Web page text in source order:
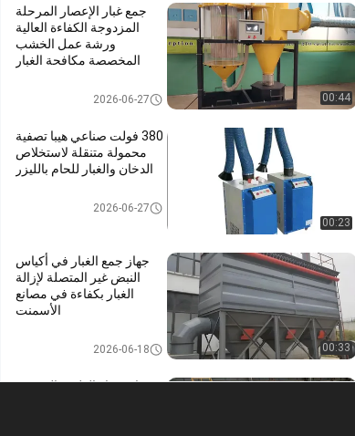
00:44
جمع غبار الإعصار المرحلة
المزدوجة الكفاءة العالية
ورشة عمل الخشب
المخصصة مكافحة الغبار
جامع الغبار الحلزوني2026-06-27
00:23
380 فولت صناعي هيبا تصفية
محمولة متنقلة لاستخلاص
الدخان والغبار للحام بالليزر
مخرج دخان الحامية2026-06-27
00:33
جهاز جمع الغبار في أكياس
النبض غير المتصلة لإزالة
الغبار بكفاءة في مصانع
الأسمنت
جامع الغبار الصناعي2026-06-18
جامع غبار الطحن المعدني